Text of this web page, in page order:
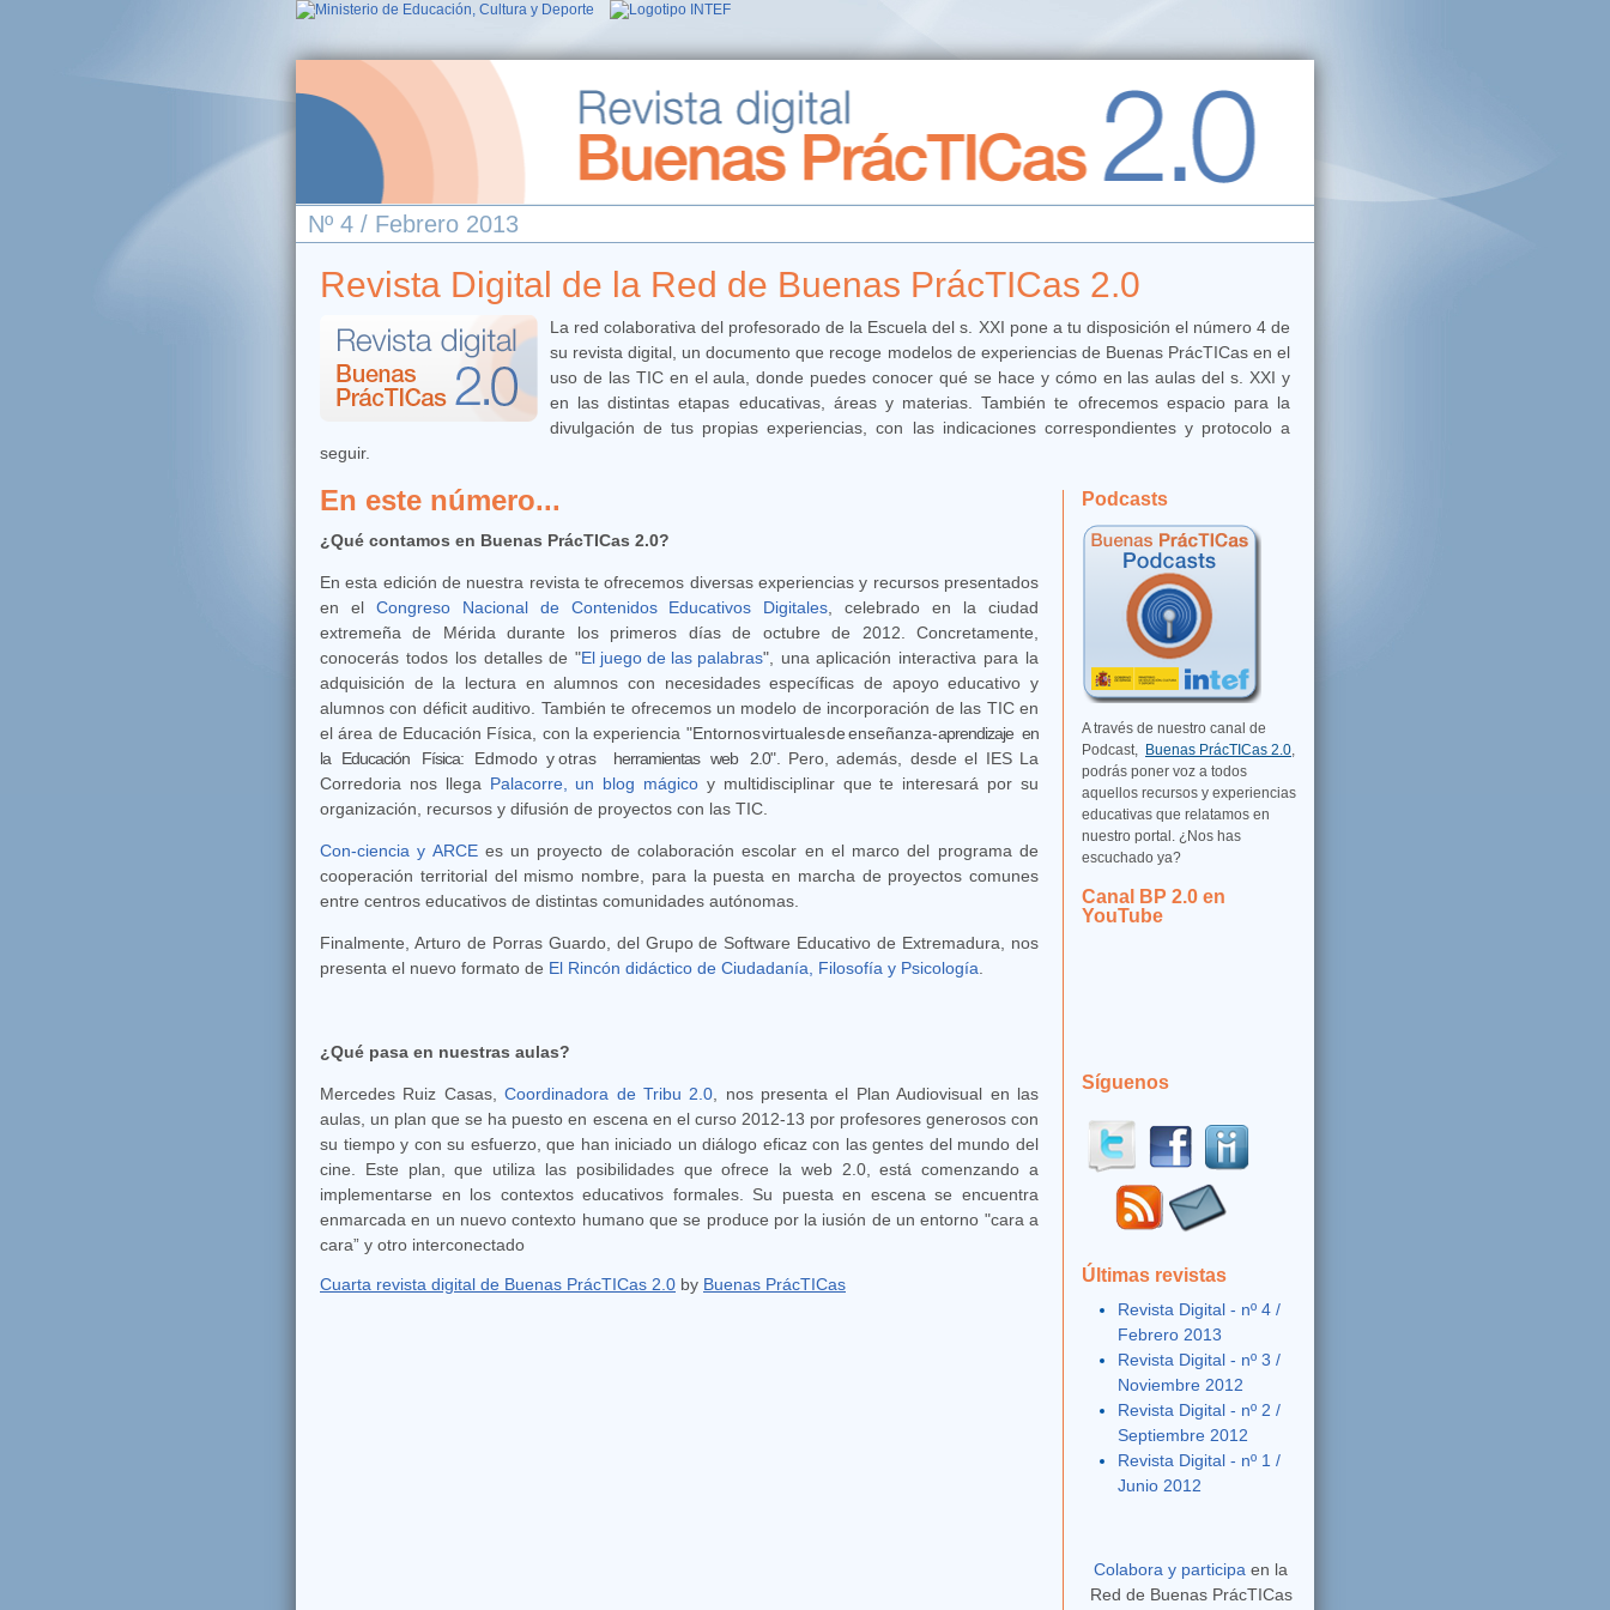
Nº 4 / Febrero 2013
Revista Digital de la Red de Buenas PrácTICas 2.0
La red colaborativa del profesorado de la Escuela del s. XXI pone a tu disposición el número 4 de
su revista digital, un documento que recoge modelos de experiencias de Buenas PrácTICas en el
uso de las TIC en el aula, donde puedes conocer qué se hace y cómo en las aulas del s. XXI y
en las distintas etapas educativas, áreas y materias.
También te ofrecemos espacio para la
divulgación de tus propias experiencias, con las indicaciones correspondientes y protocolo a
seguir.
En este número...
¿Qué contamos en Buenas PrácTICas 2.0?
En esta edición de nuestra revista te ofrecemos diversas experiencias y recursos presentados
en el Congreso Nacional de Contenidos Educativos Digitales , celebrado en la ciudad
extremeña de Mérida durante los primeros días de octubre de 2012. Concretamente,
conocerás todos los detalles de "El juego de las palabras", una aplicación interactiva para la
adquisición de la lectura en alumnos con necesidades específicas de apoyo educativo y
alumnos con déficit auditivo. También te ofrecemos un modelo de incorporación de las TIC en
el área de Educación Física, con la experiencia "Entornos virtuales de enseñanza-aprendizaje en
la Educación Física: Edmodo y otras herramientas web 2.0". Pero, además, desde el IES La
Corredoria nos llega Palacorre, un blog mágico y multidisciplinar que te interesará por su
organización, recursos y difusión de proyectos con las TIC.
Con-ciencia y ARCEes un proyecto de colaboración escolar en el marco del programa de
cooperación territorial del mismo nombre, para la puesta en marcha de proyectos comunes
entre centros educativos de distintas comunidades autónomas.
Finalmente, Arturo de Porras Guardo, del Grupo de Software Educativo de Extremadura, nos
presenta el nuevo formato de El Rincón didáctico de Ciudadanía, Filosofía y Psicología
¿Qué pasa en nuestras aulas?
Mercedes Ruiz Casas,Coordinadora de Tribu 2.0 , nos presenta el Plan Audiovisual en las
aulas, un plan que se ha puesto en escena en el curso 2012-13 por profesores generosos con
su tiempo y con su esfuerzo, que han iniciado un diálogo eficaz con las gentes del mundo del
cine. Este plan, que utiliza las posibilidades que ofrece la web 2.0, está comenzando a
implementarse en los contextos educativos formales. Su puesta en escena se encuentra
enmarcada en un nuevo contexto humano que se produce por la iusión de un entorno "cara a
cara” y otro interconectado
Cuarta revista digital de Buenas PrácTICas 2.0 by Buenas PrácTICas
Podcasts
A través de nuestro canal de
Podcast, Buenas PrácTICas 2.0,
podrás poner voz a todos
aquellos recursos y experiencias
educativas que relatamos en
nuestro portal. ¿Nos has
escuchado ya?
Canal BP 2.0 en
YouTube
Síguenos
Últimas revistas
Revista Digital - nº 4 /
Febrero 2013
Revista Digital - nº 3 /
Noviembre 2012
Revista Digital - nº 2 /
Septiembre 2012
Revista Digital - nº 1 /
Junio 2012
Colabora y participa en la
Red de Buenas PrácTICas